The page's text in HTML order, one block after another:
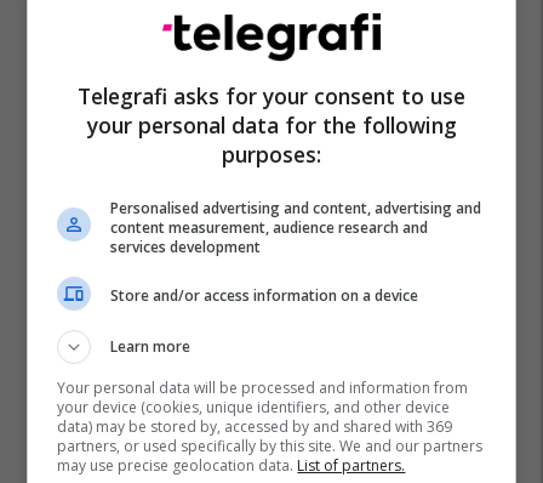
Britania E Madhe Cirku
Telegrafi asks for your consent to use
your personal data for the following
purposes:
Personalised advertising and content, advertising and
content measurement, audience research and
services development
Store and/or access information on a device
Learn more
Your personal data will be processed and information from
your device (cookies, unique identifiers, and other device
data) may be stored by, accessed by and shared with 369
partners, or used specifically by this site. We and our partners
may use precise geolocation data. List of partners.